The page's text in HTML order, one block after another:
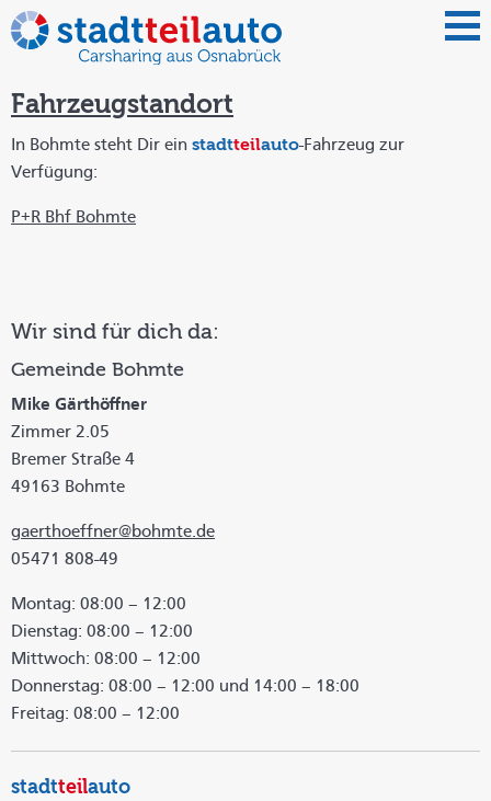
Fahrzeugstandort
In Bohmte steht Dir ein stadtteilauto-Fahrzeug zur
Verfügung:
P+R Bhf Bohmte
Wir sind für dich da:
Gemeinde Bohmte
Mike Gärthöffner
Zimmer 2.05
Bremer Straße 4
49163 Bohmte
gaerthoeffner@bohmte.de
05471 808-49
Montag: 08:00 – 12:00
Dienstag: 08:00 – 12:00
Mittwoch: 08:00 – 12:00
Donnerstag: 08:00 – 12:00 und 14:00 – 18:00
Freitag: 08:00 – 12:00
stadtteilauto